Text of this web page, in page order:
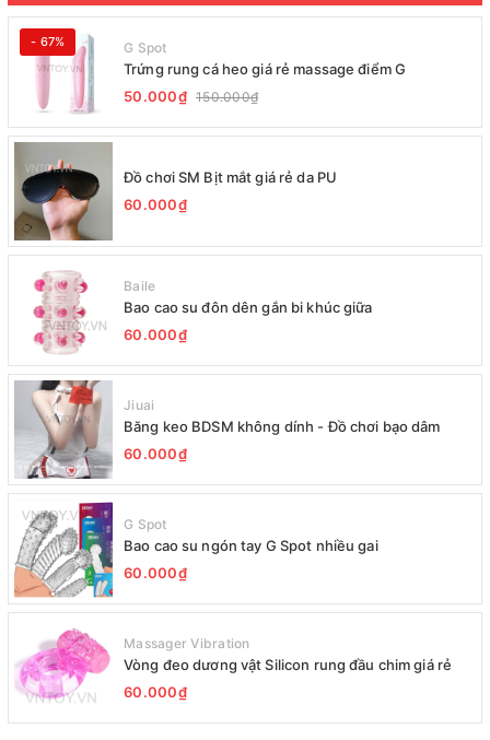
- 67% G Spot
Trứng rung cá heo giá rẻ massage điểm G
50.000₫ 150.000₫
Đồ chơi SM Bịt mắt giá rẻ da PU
60.000₫
Baile
Bao cao su đôn dên gắn bi khúc giữa
60.000₫
Jiuai
Băng keo BDSM không dính - Đồ chơi bạo dâm
60.000₫
G Spot
Bao cao su ngón tay G Spot nhiều gai
60.000₫
Massager Vibration
Vòng đeo dương vật Silicon rung đầu chim giá rẻ
60.000₫